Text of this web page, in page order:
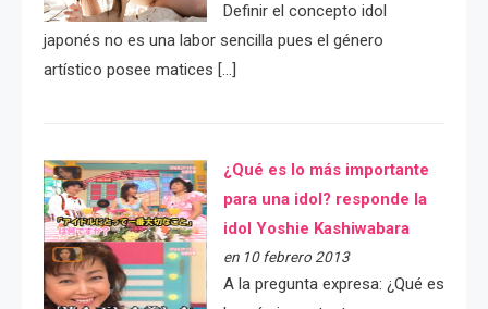
Definir el concepto idol
japonés no es una labor sencilla pues el género
artístico posee matices […]
¿Qué es lo más importante
para una idol? responde la
idol Yoshie Kashiwabara
en 10 febrero 2013
A la pregunta expresa: ¿Qué es